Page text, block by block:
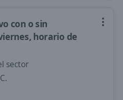
con o sin
horario de
sector